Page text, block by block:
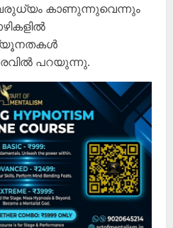
കാണുന്നുവെന്നും
പറയുന്നു.